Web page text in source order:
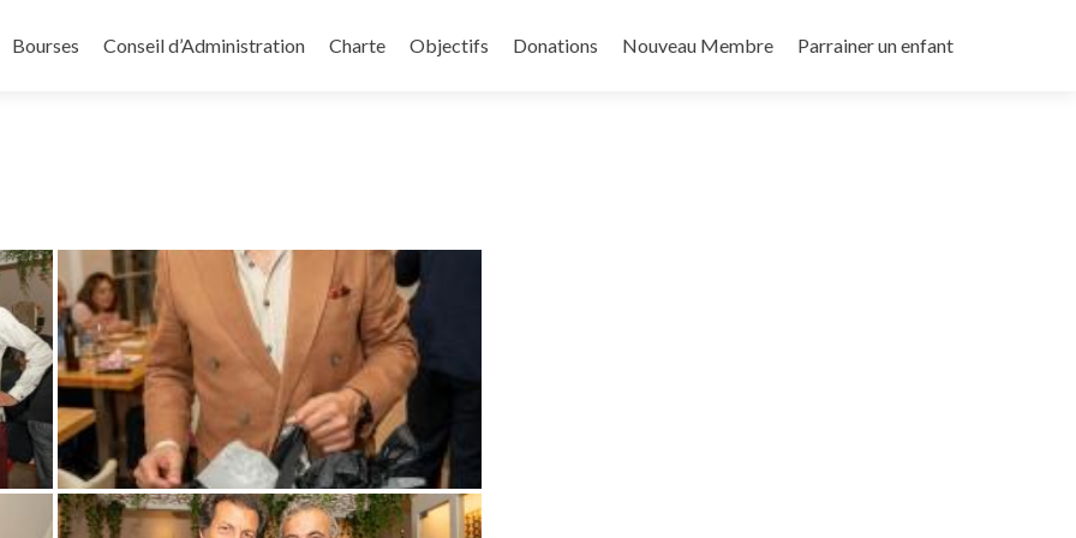
Bourses Conseil d’Administration Charte Objectifs Donations Nouveau Membre Parrainer un enfant